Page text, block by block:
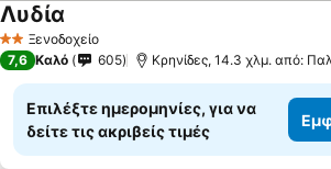
2 ΑστέριαΞενοδοχείο
Λυδία
7,6 Καλό 605 Κρηνίδες, 14.3 χλμ. από:
Επιλέξτε ημερομηνίες, για να
δείτε τις ακριβείς τιμές